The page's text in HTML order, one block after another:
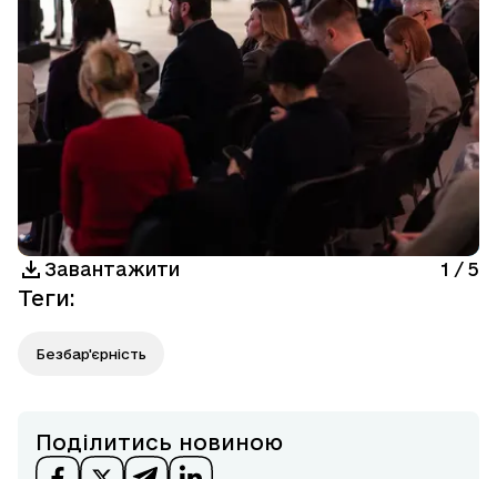
Завантажити 1 / 5
Теги:
Безбар'єрність
Поділитись новиною